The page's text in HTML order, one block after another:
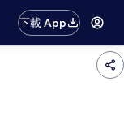
下載 App